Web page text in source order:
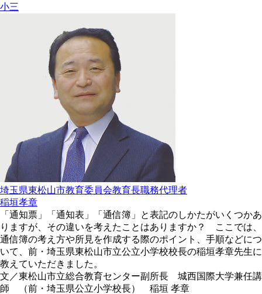
小三
埼玉県東松山市教育委員会教育長職務代理者
稲垣孝章
「通知票」「通知表」「通信簿」と表記のしかたがいくつかあ
りますが、その違いを考えたことはありますか？ ここでは、
通信簿の考え方や所見を作成する際のポイント、手順などにつ
いて、前・埼玉県東松山市立公立小学校校長の稲垣孝章先生に
教えていただきました。
文／東松山市立総合教育センター副所長 城西国際大学兼任講
師 （前・埼玉県公立小学校長） 稲垣 孝章